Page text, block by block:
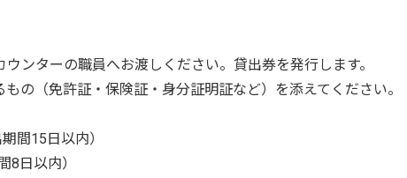
ンターの職員へお渡しください。貸出券を発行します。
の（免許証・保険証・身分証明証など）を添えてください。
間15日以内）
日以内）